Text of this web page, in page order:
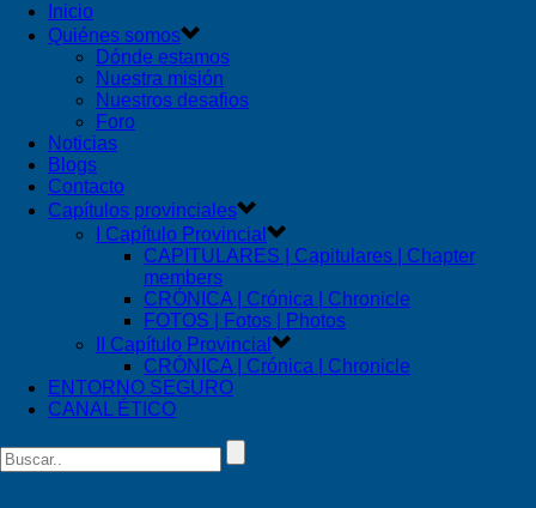
Inicio
Quiénes somos
Dónde estamos
Nuestra misión
Nuestros desafios
Foro
Noticias
Blogs
Contacto
Capítulos provinciales
I Capítulo Provincial
CAPITULARES | Capitulares | Chapter
members
CRÓNICA | Crónica | Chronicle
FOTOS | Fotos | Photos
II Capítulo Provincial
CRÓNICA | Crónica | Chronicle
ENTORNO SEGURO
CANAL ÉTICO